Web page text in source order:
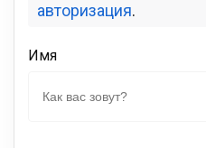
авторизация.
Имя